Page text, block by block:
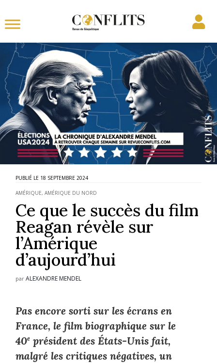
18 SEPTEMBRE 2024
AMÉRIQUE,AMÉRIQUE DU NORD
Ce que le succès du film
Reagan révèle sur
l’Amérique
d’aujourd’hui
parALEXANDRE MENDEL
Pas encore sorti sur les écrans en
France, le film biographique sur le
40e président des États-Unis fait,
malgré les critiques négatives, un